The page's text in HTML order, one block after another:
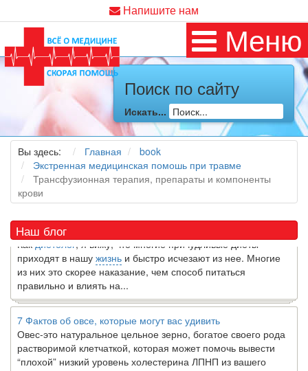
Напишите нам
Меню
Поиск по сайту
Искать...
Вы здесь: Главная
book
Экстренная медицинская помошь при травме
Трансфузионная терапия, препараты и компоненты
крови
Наш блог
Как я заболел во время локдауна?
Это странная ситуация: вы соблюдали все меры
предосторожности COVID-19 (вы почти все время дома),
но, тем не менее, вы каким-то образом простудились. Вы
можете задаться...
5 причин обратить внимание на средиземноморскую диету
Какдиетолог
приходят в нашужизньи быстро исчезают из нее. Многие
из них это скорее наказание, чем способ питаться
правильно и влиять на...
7 Фактов об овсе, которые могут вас удивить
Овес-это натуральное цельное зерно, богатое своего рода
растворимой клетчаткой, которая может помочь вывести
“плохой” низкий уровень холестерина ЛПНП из вашего
организма....